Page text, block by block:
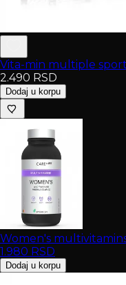
Vita-min multiple
2.490 RSD
Dodaj u korpu
Women's
1.980 RSD
Dodaj u korpu